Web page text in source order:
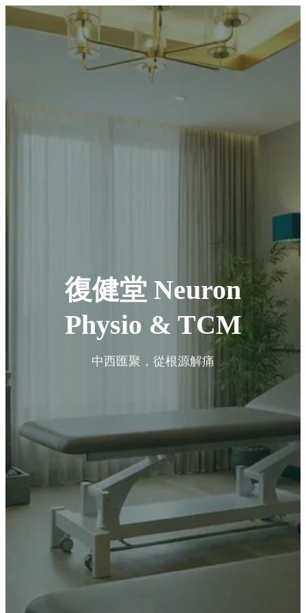
復健堂 Neuron
Physio & TCM
中西匯聚，從根源解痛